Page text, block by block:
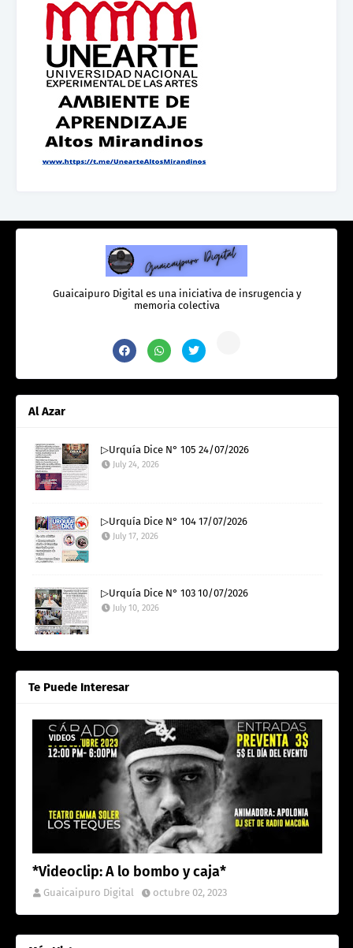
Guaicaipuro Digital es una iniciativa de insrugencia y
memoria colectiva
Al Azar
▷Urquía Dice N° 105 24/07/2026
July 24, 2026
▷Urquía Dice N° 104 17/07/2026
July 17, 2026
▷Urquía Dice N° 103 10/07/2026
July 10, 2026
Te Puede Interesar
VIDEOS
*Videoclip: A lo bombo y caja*
Guaicaipuro Digital octubre 02, 2023